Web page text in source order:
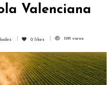
Valenciana
0 likes 1191 views